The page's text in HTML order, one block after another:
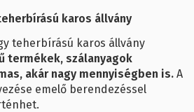
karos állvány
teherbírású karos állvány
termékek, szálanyagok
akár nagy mennyiségben is. A
emelő berendezéssel